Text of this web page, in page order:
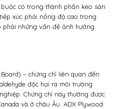
có trong thành phần keo sản
xúc phải nồng độ cao trong
phải những vấn đề ảnh hưởng
– chứng chỉ liên quan đến
độc hại ra môi trường
Chứng chỉ này thường được
và ở châu Âu. ADX Plywood